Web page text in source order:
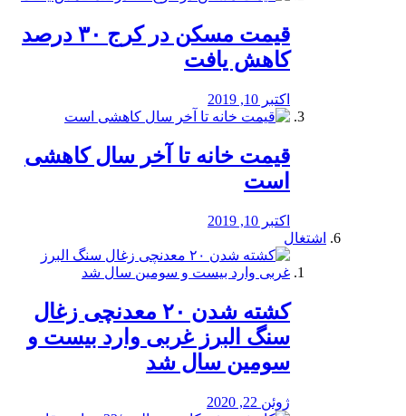
️قیمت مسکن در کرج ۳۰ درصد
کاهش یافت
اکتبر 10, 2019
قیمت خانه تا آخر سال کاهشی
است
اکتبر 10, 2019
اشتغال
کشته شدن ۲۰ معدنچی زغال
سنگ البرز غربی وارد بیست و
سومین سال شد
ژوئن 22, 2020